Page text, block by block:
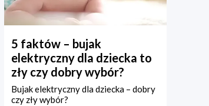
5 faktów – bujak
elektryczny dla dziecka to
zły czy dobry wybór?
Bujak elektryczny dla dziecka – dobry
czy zły wybór?